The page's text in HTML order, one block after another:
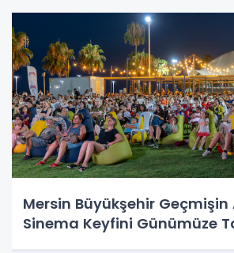
Mersin Büyükşehir Geçmişin
Sinema Keyfini Günümüze